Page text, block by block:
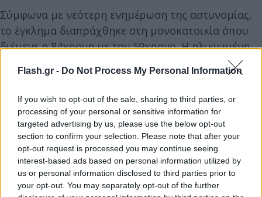
Flash.gr - Do Not Process My Personal Information
If you wish to opt-out of the sale, sharing to third parties, or
processing of your personal or sensitive information for
targeted advertising by us, please use the below opt-out
section to confirm your selection. Please note that after your
opt-out request is processed you may continue seeing
interest-based ads based on personal information utilized by
us or personal information disclosed to third parties prior to
your opt-out. You may separately opt-out of the further
Σύμφωνα με νεότερη ενημέρωση της αστυνομίας,
το έγκλημα διαπράχθηκε στη μονοκατοικία όπου
διέμενε η 84χρονη με τον 59χρονο. Η ηλικιωμένη
προβλήματα όρασης.
Μέχρι στιγμής δεν έχει γίνει γνωστό τι προηγήθηκε
του εγκλήματος. Αυτό που προκύπτει είναι ότι ο
δράστης κατάφερε τα θανατηφόρα χτυπήματα με
τα χέρια του και τη χρήση κάποιου αντικειμένου.